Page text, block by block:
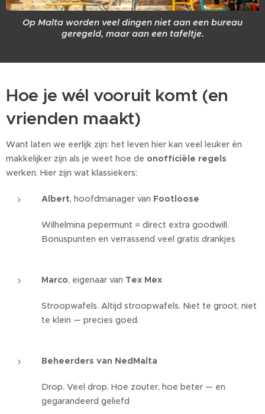
Op Malta worden veel dingen niet aan een bureau
geregeld, maar aan een tafeltje.
Hoe je wél vooruit komt (en
vrienden maakt)
Want laten we eerlijk zijn: het leven hier kan veel leuker én
makkelijker zijn als je weet hoe de onofficiële regels
werken. Hier zijn wat klassiekers:
Albert, hoofdmanager van Footloose
Wilhelmina pepermunt = direct extra goodwill.
Bonuspunten en verrassend veel gratis drankjes 😄
Marco, eigenaar van Tex Mex
Stroopwafels. Altijd stroopwafels. Niet te groot, niet
te klein — precies goed.
Beheerders van NedMalta
Drop. Veel drop. Hoe zouter, hoe beter — en
gegarandeerd geliefd 🍬